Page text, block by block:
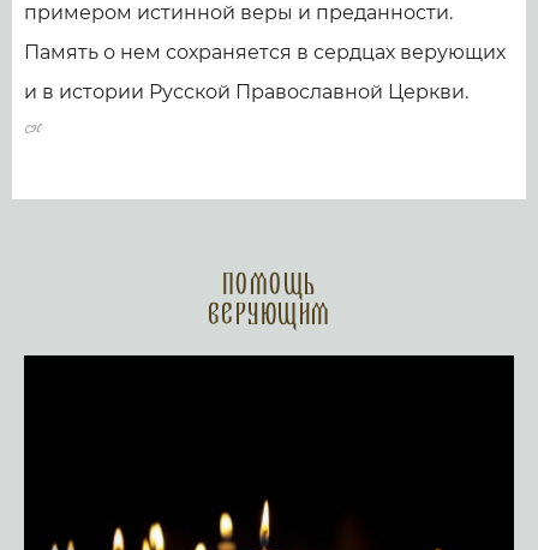
примером истинной веры и преданности.
Память о нем сохраняется в сердцах верующих
и в истории Русской Православной Церкви.
Помощь
верующим